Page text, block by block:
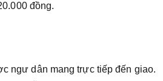
đồng.
ngư dân mang trực tiếp đến giao.